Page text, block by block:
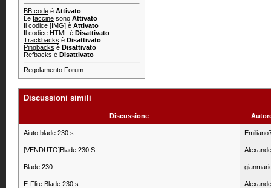
BB code è Attivato
Le faccine sono Attivato
Il codice [IMG] è Attivato
Il codice HTML è Disattivato
Trackbacks è Disattivato
Pingbacks è Disattivato
Refbacks è Disattivato
Regolamento Forum
Discussioni simili
Discussione
Aiuto blade 230 s
[VENDUTO]Blade 230 S
Blade 230
E-Flite Blade 230 s